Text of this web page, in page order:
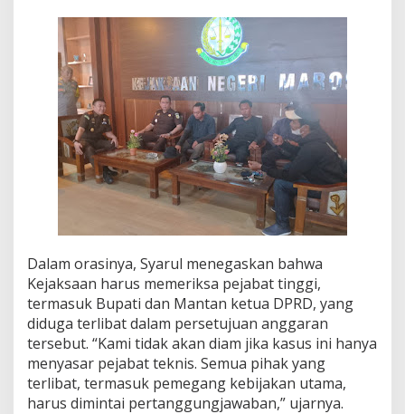
d
i
n
D
e
s
a
k
U
s
t
u
g
a
a
n
M
a
r
k
Dalam orasinya, Syarul menegaskan bahwa
Kejaksaan harus memeriksa pejabat tinggi,
termasuk Bupati dan Mantan ketua DPRD, yang
diduga terlibat dalam persetujuan anggaran
tersebut. “Kami tidak akan diam jika kasus ini hanya
menyasar pejabat teknis. Semua pihak yang
terlibat, termasuk pemegang kebijakan utama,
harus dimintai pertanggungjawaban,” ujarnya.